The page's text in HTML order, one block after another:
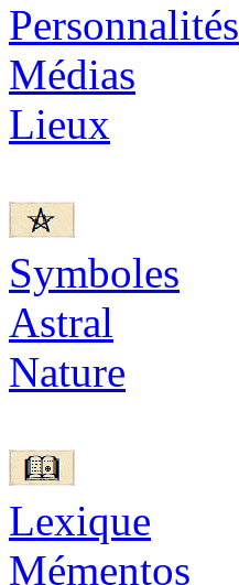
Personnalités
Médias
Lieux
Symboles
Astral
Nature
Lexique
Mémentos